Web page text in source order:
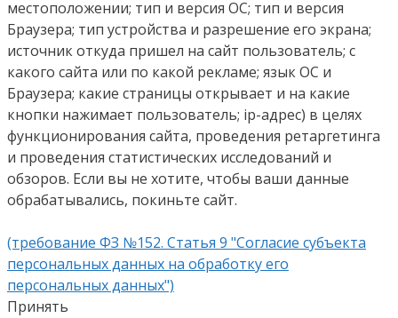
местоположении; тип и версия ОС; тип и версия
Браузера; тип устройства и разрешение его экрана;
источник откуда пришел на сайт пользователь; с
какого сайта или по какой рекламе; язык ОС и
Браузера; какие страницы открывает и на какие
кнопки нажимает пользователь; ip-адрес) в целях
функционирования сайта, проведения ретаргетинга
и проведения статистических исследований и
обзоров. Если вы не хотите, чтобы ваши данные
обрабатывались, покиньте сайт.
(требование ФЗ №152. Статья 9 "Согласие субъекта
персональных данных на обработку его
персональных данных")
Принять